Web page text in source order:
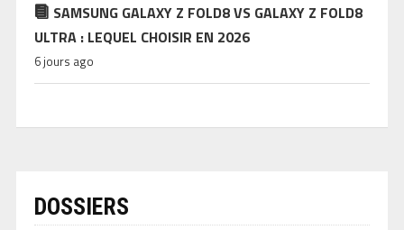
SAMSUNG GALAXY Z FOLD8 VS GALAXY Z FOLD8
ULTRA : LEQUEL CHOISIR EN 2026
6 jours ago
DOSSIERS